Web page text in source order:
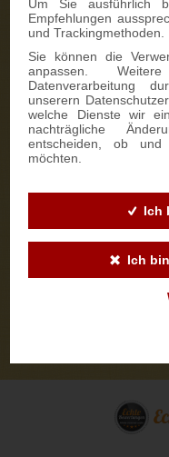
Um Sie ausführlich
Empfehlungen
und Trackingmethoden.
Sie können die
anpassen.
Datenverarbeitung
unserern
welche Dienste wir
nachträgliche
entscheiden, ob und
möchten.
Ich
Ich